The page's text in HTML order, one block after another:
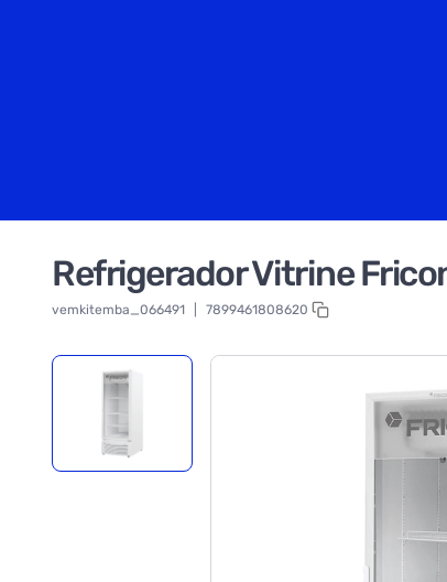
Refrigerador Vitrine
vemkitemba_066491 7899461808620